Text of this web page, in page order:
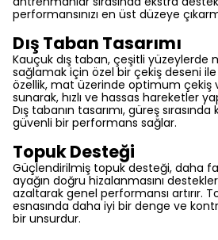
performansınızı en üst düzeye
Dış Taban Tasarımı
Kauçuk dış taban, çeşitli
sağlamak için özel bir çekiş deseni ile
özellik, mat üzerinde optimum çekiş
sunarak, hızlı ve hassas hareketler
Dış tabanın tasarımı, güreş
güvenli bir performans sağlar.
Topuk Desteği
Güçlendirilmiş topuk desteği, daha
ayağın doğru hizalanmasını
azaltarak genel performansı artırır.
esnasında daha iyi bir denge ve
bir unsurdur.